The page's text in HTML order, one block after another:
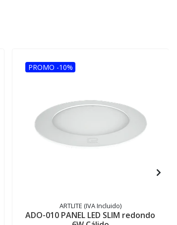
PROMO -10%
ARTLITE (IVA Incluido)
ADO-010 PANEL LED SLIM redondo